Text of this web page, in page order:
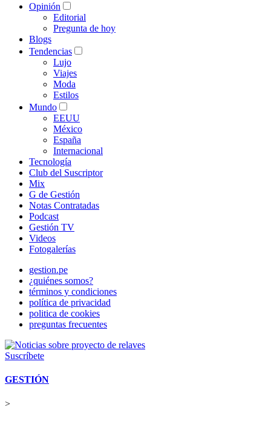
Opinión
Editorial
Pregunta de hoy
Blogs
Tendencias
Lujo
Viajes
Moda
Estilos
Mundo
EEUU
México
España
Internacional
Tecnología
Club del Suscriptor
Mix
G de Gestión
Notas Contratadas
Podcast
Gestión TV
Videos
Fotogalerías
gestion.pe
¿quiénes somos?
términos y condiciones
política de privacidad
politica de cookies
preguntas frecuentes
Suscríbete
GESTIÓN
>